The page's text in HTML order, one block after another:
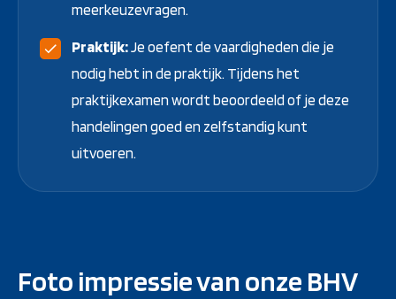
meerkeuzevragen.
Praktijk:Je oefent de vaardigheden die je
nodig hebt in de praktijk. Tijdens het
praktijkexamen wordt beoordeeld of je deze
handelingen goed en zelfstandig kunt
uitvoeren.
Foto impressie van onze BHV